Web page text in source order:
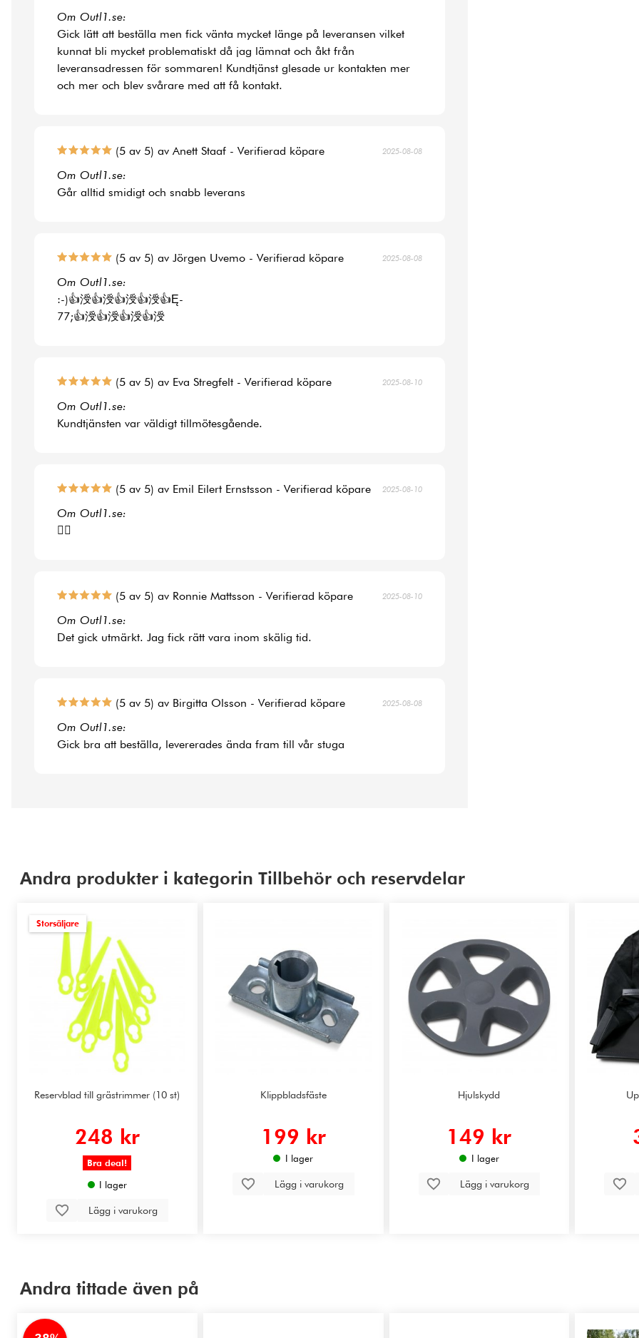
Om Outl1.se:
Gick lätt att beställa men fick vänta mycket länge på leveransen vilket
kunnat bli mycket problematiskt då jag lämnat och åkt från
leveransadressen för sommaren! Kundtjänst glesade ur kontakten mer
och mer och blev svårare med att få kontakt.
(5 av 5) av Anett Staaf - Verifierad köpare 2025-08-08
Om Outl1.se:
Går alltid smidigt och snabb leverans
(5 av 5) av Jörgen Uvemo - Verifierad köpare 2025-08-08
Om Outl1.se:
:-)👍涭👍涭👍涭👍涭👍Ę-
77;👍涭👍涭👍涭👍涭
(5 av 5) av Eva Stregfelt - Verifierad köpare 2025-08-10
Om Outl1.se:
Kundtjänsten var väldigt tillmötesgående.
(5 av 5) av Emil Eilert Ernstsson - Verifierad köpare 2025-08-10
Om Outl1.se:
👍🏻
(5 av 5) av Ronnie Mattsson - Verifierad köpare 2025-08-10
Om Outl1.se:
Det gick utmärkt. Jag fick rätt vara inom skälig tid.
(5 av 5) av Birgitta Olsson - Verifierad köpare 2025-08-08
Om Outl1.se:
Gick bra att beställa, levererades ända fram till vår stuga
Andra produkter i kategorin Tillbehör och reservdelar
Storsäljare
Reservblad till grästrimmer (10 st)
248 kr
Bra deal!
I lager
Lägg i varukorg
Klippbladsfäste
199 kr
I lager
Lägg i varukorg
Hjulskydd
149 kr
I lager
Lägg i varukorg
Andra tittade även på